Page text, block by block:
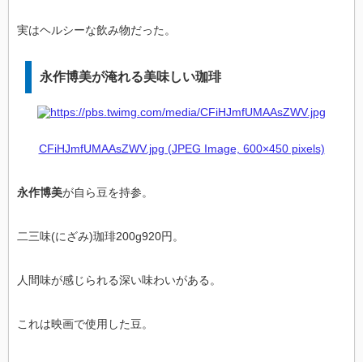
実はヘルシーな飲み物だった。
永作博美が淹れる美味しい珈琲
CFiHJmfUMAAsZWV.jpg (JPEG Image, 600×450 pixels)
永作博美が自ら豆を持参。
二三味(にざみ)珈琲200g920円。
人間味が感じられる深い味わいがある。
これは映画で使用した豆。